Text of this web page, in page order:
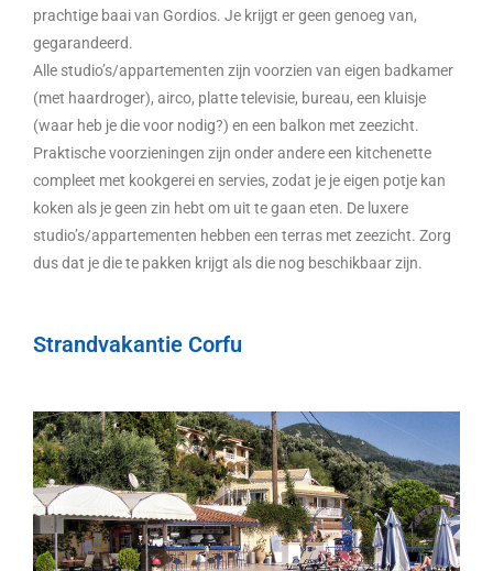
prachtige baai van Gordios. Je krijgt er geen genoeg van,
gegarandeerd.
Alle studio’s/appartementen zijn voorzien van eigen badkamer
(met haardroger), airco, platte televisie, bureau, een kluisje
(waar heb je die voor nodig?) en een balkon met zeezicht.
Praktische voorzieningen zijn onder andere een kitchenette
compleet met kookgerei en servies, zodat je je eigen potje kan
koken als je geen zin hebt om uit te gaan eten. De luxere
studio’s/appartementen hebben een terras met zeezicht. Zorg
dus dat je die te pakken krijgt als die nog beschikbaar zijn.
Strandvakantie Corfu